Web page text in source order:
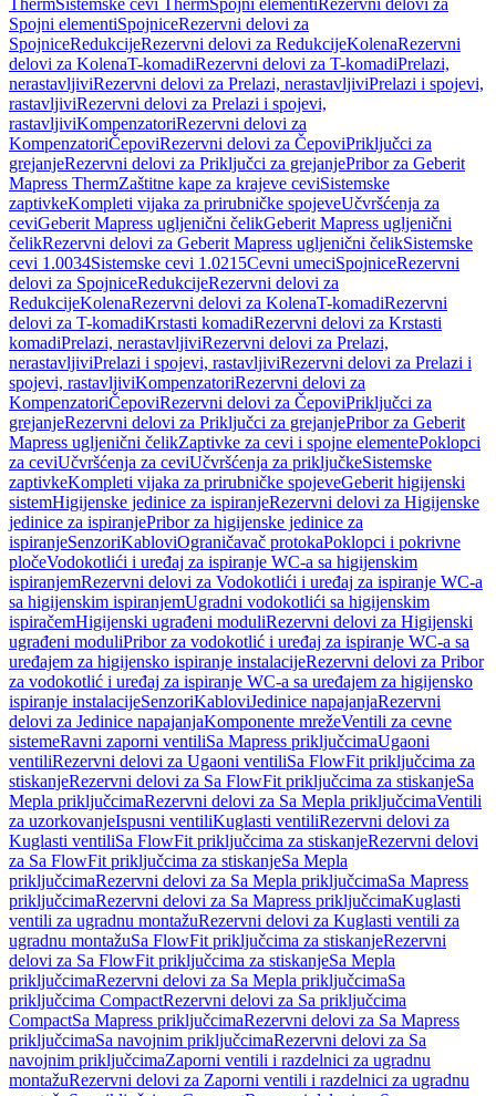
ThermSistemske cevi ThermSpojni elementi Rezervni delovi za
Spojni elementiSpojniceRezervni delovi za
SpojniceRedukcijeRezervni delovi za RedukcijeKolenaRezervni
delovi za KolenaT-komadiRezervni delovi za T-komadiPrelazi,
nerastavljiviRezervni delovi za Prelazi, nerastavljiviPrelazi i spojevi,
rastavljiviRezervni delovi za Prelazi i spojevi,
rastavljiviKompenzatoriRezervni delovi za
KompenzatoriČepoviRezervni delovi za ČepoviPriključci za
grejanjeRezervni delovi za Priključci za grejanjePribor za Geberit
Mapress ThermZaštitne kape za krajeve ceviSistemske
zaptivkeKompleti vijaka za prirubničke spojeveUčvršćenja za
ceviGeberit Mapress ugljenični čelikGeberit Mapress ugljenični
čelikRezervni delovi za Geberit Mapress ugljenični čelikSistemske
cevi 1.0034Sistemske cevi 1.0215Cevni umeciSpojniceRezervni
delovi za SpojniceRedukcijeRezervni delovi za
RedukcijeKolenaRezervni delovi za KolenaT-komadiRezervni
delovi za T-komadiKrstasti komadiRezervni delovi za Krstasti
komadiPrelazi, nerastavljiviRezervni delovi za Prelazi,
nerastavljiviPrelazi i spojevi, rastavljiviRezervni delovi za Prelazi i
spojevi, rastavljiviKompenzatoriRezervni delovi za
KompenzatoriČepoviRezervni delovi za ČepoviPriključci za
grejanjeRezervni delovi za Priključci za grejanjePribor za Geberit
Mapress ugljenični čelikZaptivke za cevi i spojne elementePoklopci
za ceviUčvršćenja za ceviUčvršćenja za priključkeSistemske
zaptivkeKompleti vijaka za prirubničke spojeveGeberit higijenski
sistemHigijenske jedinice za ispiranjeRezervni delovi za Higijenske
jedinice za ispiranjePribor za higijenske jedinice za
ispiranjeSenzoriKabloviOgraničavač protokaPoklopci i pokrivne
pločeVodokotlići i uređaj za ispiranje WC-a sa higijenskim
ispiranjemRezervni delovi za Vodokotlići i uređaj za ispiranje WC-a
sa higijenskim ispiranjemUgradni vodokotlići sa higijenskim
ispiračemHigijenski ugrađeni moduliRezervni delovi za Higijenski
ugrađeni moduliPribor za vodokotlić i uređaj za ispiranje WC-a sa
uređajem za higijensko ispiranje instalacijeRezervni delovi za Pribor
za vodokotlić i uređaj za ispiranje WC-a sa uređajem za higijensko
ispiranje instalacijeSenzoriKabloviJedinice napajanjaRezervni
delovi za Jedinice napajanjaKomponente mrežeVentili za cevne
sistemeRavni zaporni ventiliSa Mapress priključcimaUgaoni
ventiliRezervni delovi za Ugaoni ventiliSa FlowFit priključcima za
stiskanjeRezervni delovi za Sa FlowFit priključcima za stiskanjeSa
Mepla priključcimaRezervni delovi za Sa Mepla priključcimaVentili
za uzorkovanjeIspusni ventiliKuglasti ventiliRezervni delovi za
Kuglasti ventiliSa FlowFit priključcima za stiskanjeRezervni delovi
za Sa FlowFit priključcima za stiskanjeSa Mepla
priključcimaRezervni delovi za Sa Mepla priključcimaSa Mapress
priključcimaRezervni delovi za Sa Mapress priključcimaKuglasti
ventili za ugradnu montažuRezervni delovi za Kuglasti ventili za
ugradnu montažuSa FlowFit priključcima za stiskanjeRezervni
delovi za Sa FlowFit priključcima za stiskanjeSa Mepla
priključcimaRezervni delovi za Sa Mepla priključcimaSa
priključcima CompactRezervni delovi za Sa priključcima
CompactSa Mapress priključcimaRezervni delovi za Sa Mapress
priključcimaSa navojnim priključcimaRezervni delovi za Sa
navojnim priključcimaZaporni ventili i razdelnici za ugradnu
montažuRezervni delovi za Zaporni ventili i razdelnici za ugradnu